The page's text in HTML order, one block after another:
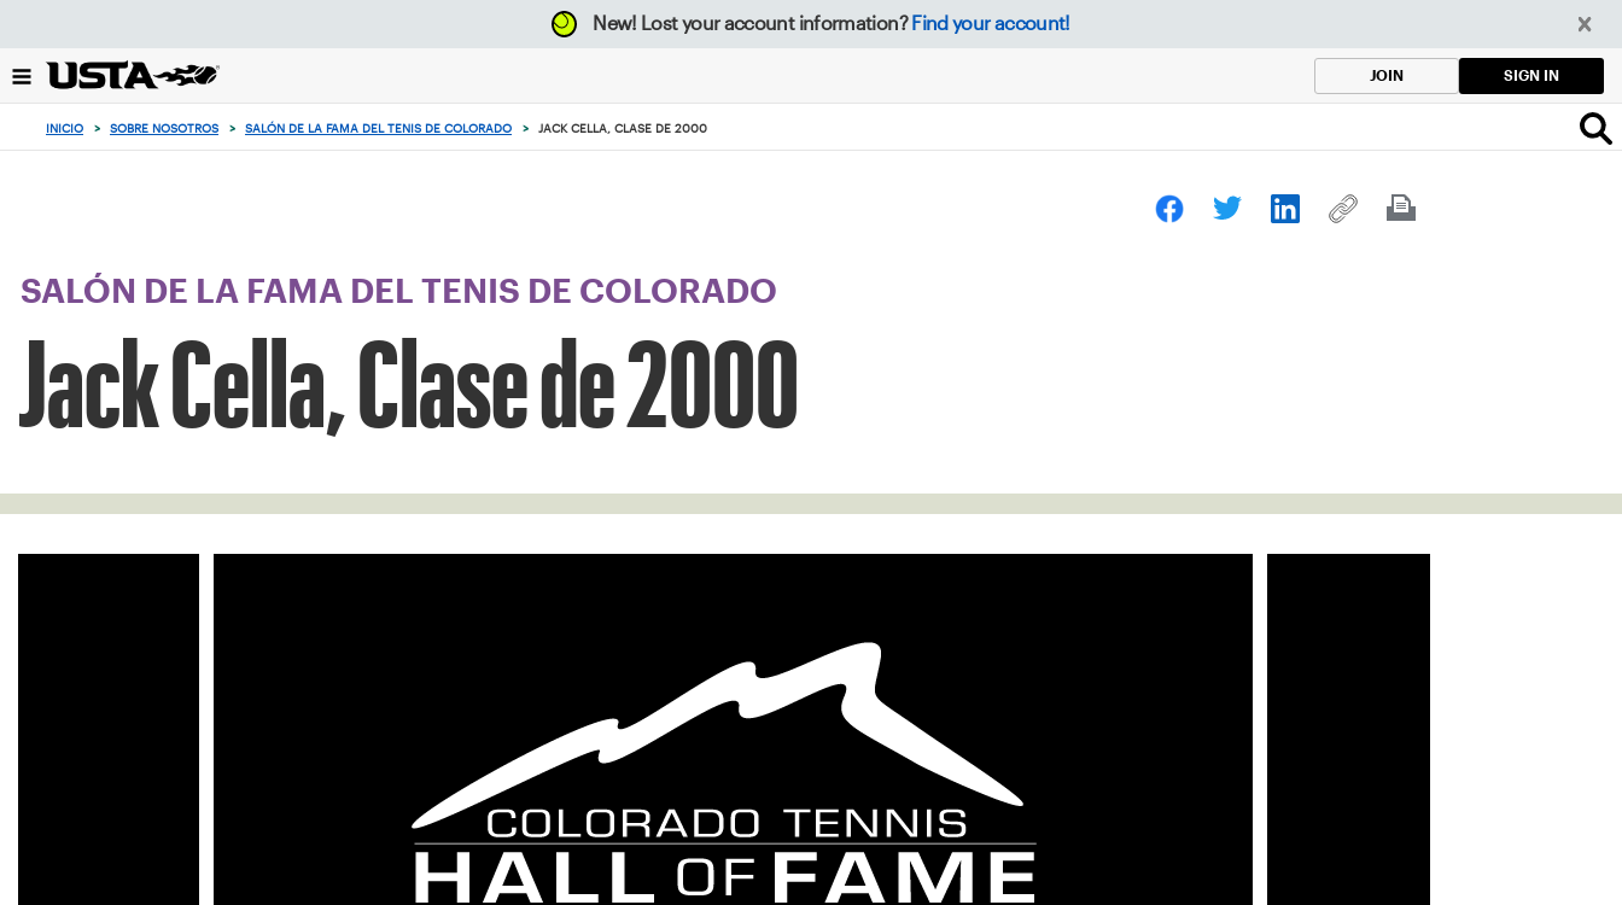
el
botón
New! Lost your account information? Find your account!
JOIN SIGN IN
INICIO > SOBRE NOSOTROS > SALÓN DE LA FAMA DEL TENIS DE COLORADO > JACK CELLA, CLASE DE 2000
SALÓN DE LA FAMA DEL TENIS DE COLORADO
Jack Cella, Clase de 2000